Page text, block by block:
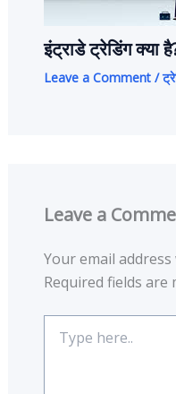
इंट्राडे ट्रेडिंग क्या
Leave a Comment /
Leave a
Your email
Required fields are
here..